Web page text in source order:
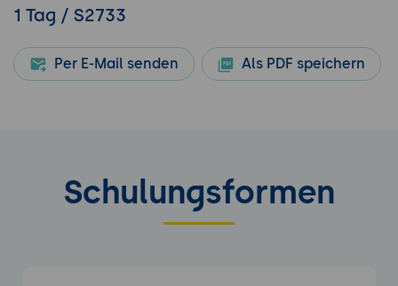
1 Tag / S2733
Per E-Mail senden Als PDF speichern
Schulungsformen